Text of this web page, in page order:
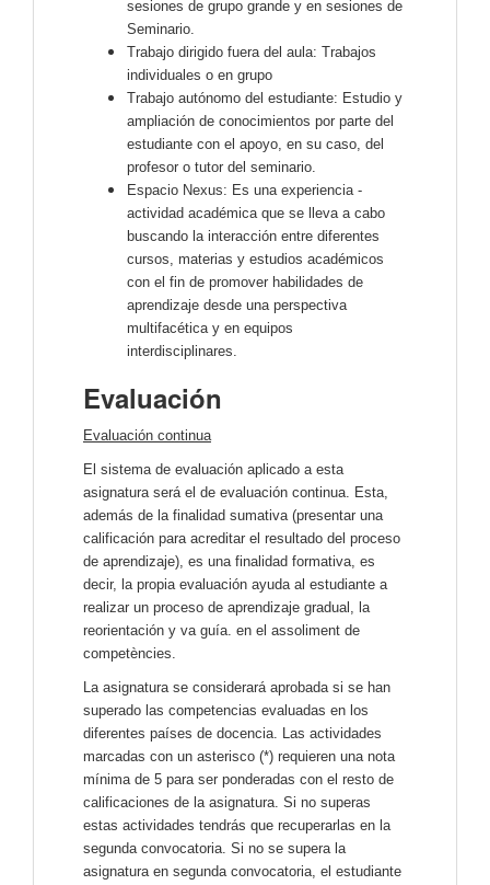
sesiones de grupo grande y en sesiones de
Seminario.
Trabajo dirigido fuera del aula: Trabajos
individuales o en grupo
Trabajo autónomo del estudiante: Estudio y
ampliación de conocimientos por parte del
estudiante con el apoyo, en su caso, del
profesor o tutor del seminario.
Espacio Nexus: Es una experiencia -
actividad académica que se lleva a cabo
buscando la interacción entre diferentes
cursos, materias y estudios académicos
con el fin de promover habilidades de
aprendizaje desde una perspectiva
multifacética y en equipos
interdisciplinares.
Evaluación
Evaluación continua
El sistema de evaluación aplicado a esta
asignatura será el de evaluación continua. Esta,
además de la finalidad sumativa (presentar una
calificación para acreditar el resultado del proceso
de aprendizaje), es una finalidad formativa, es
decir, la propia evaluación ayuda al estudiante a
realizar un proceso de aprendizaje gradual, la
reorientación y va guía. en el assoliment de
competències.
La asignatura se considerará aprobada si se han
superado las competencias evaluadas en los
diferentes países de docencia. Las actividades
marcadas con un asterisco (*) requieren una nota
mínima de 5 para ser ponderadas con el resto de
calificaciones de la asignatura. Si no superas
estas actividades tendrás que recuperarlas en la
segunda convocatoria. Si no se supera la
asignatura en segunda convocatoria, el estudiante